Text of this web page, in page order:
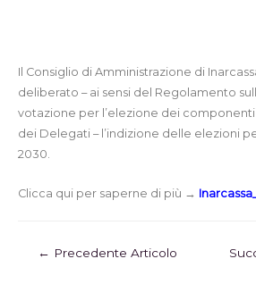
Il Consiglio di Amministrazione di
deliberato – ai sensi del Regolamento
votazione per l’elezione dei
dei Delegati – l’indizione delle elezioni
2030.
Clicca qui per saperne di più →
← Precedente Articolo